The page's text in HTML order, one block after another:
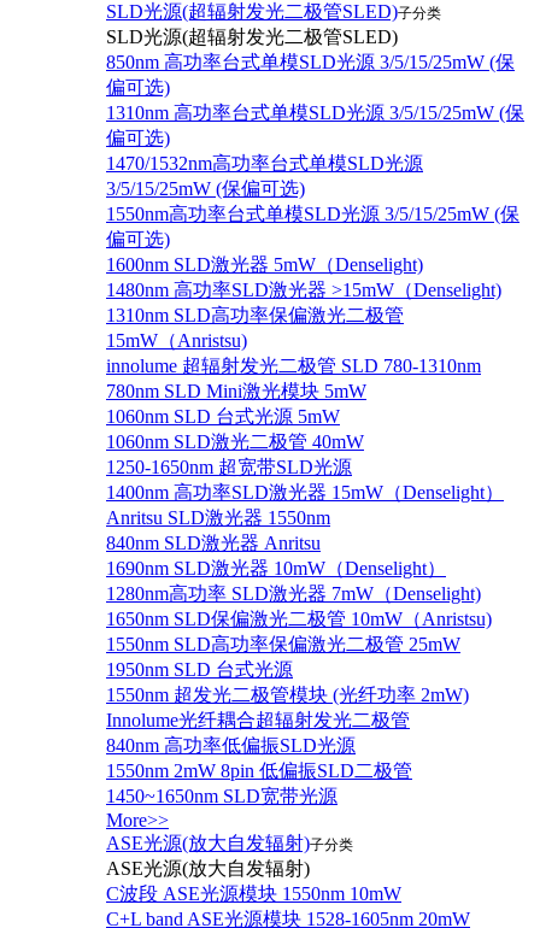
SLD光源(超辐射发光二极管SLED)子分类
SLD光源(超辐射发光二极管SLED)
850nm 高功率台式单模SLD光源 3/5/15/25mW (保
偏可选)
1310nm 高功率台式单模SLD光源 3/5/15/25mW (保
偏可选)
1470/1532nm高功率台式单模SLD光源
3/5/15/25mW (保偏可选)
1550nm高功率台式单模SLD光源 3/5/15/25mW (保
偏可选)
1600nm SLD激光器 5mW（Denselight)
1480nm 高功率SLD激光器 >15mW（Denselight)
1310nm SLD高功率保偏激光二极管
15mW（Anristsu)
innolume 超辐射发光二极管 SLD 780-1310nm
780nm SLD Mini激光模块 5mW
1060nm SLD 台式光源 5mW
1060nm SLD激光二极管 40mW
1250-1650nm 超宽带SLD光源
1400nm 高功率SLD激光器 15mW（Denselight）
Anritsu SLD激光器 1550nm
840nm SLD激光器 Anritsu
1690nm SLD激光器 10mW（Denselight）
1280nm高功率 SLD激光器 7mW（Denselight)
1650nm SLD保偏激光二极管 10mW（Anristsu)
1550nm SLD高功率保偏激光二极管 25mW
1950nm SLD 台式光源
1550nm 超发光二极管模块 (光纤功率 2mW)
Innolume光纤耦合超辐射发光二极管
840nm 高功率低偏振SLD光源
1550nm 2mW 8pin 低偏振SLD二极管
1450~1650nm SLD宽带光源
More>>
ASE光源(放大自发辐射)子分类
ASE光源(放大自发辐射)
C波段 ASE光源模块 1550nm 10mW
C+L band ASE光源模块 1528-1605nm 20mW